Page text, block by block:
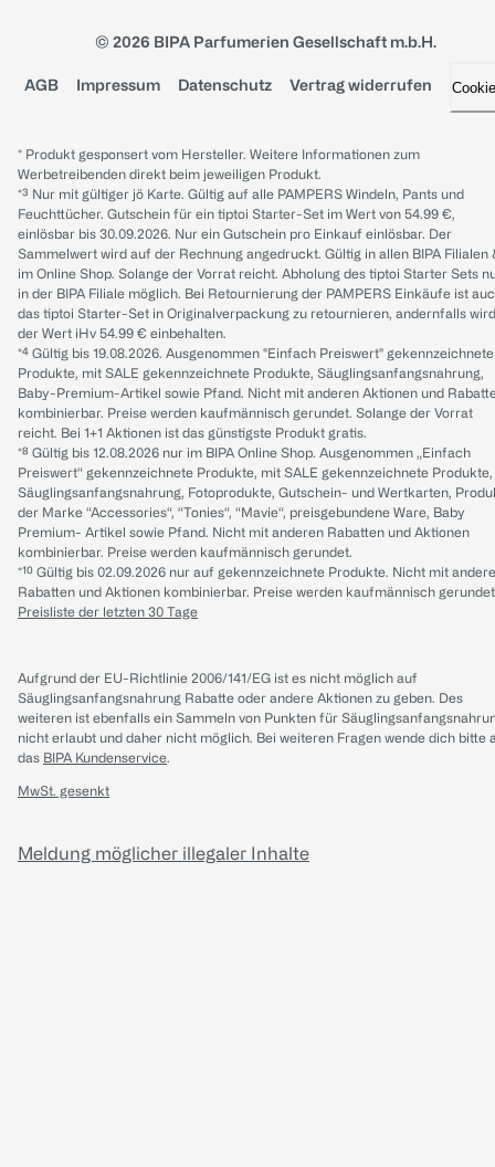
© 2026 BIPA Parfumerien Gesellschaft m.b.H.
AGB Impressum Datenschutz Vertrag widerrufen
* Produkt gesponsert vom Hersteller. Weitere Informationen zum
Werbetreibenden direkt beim jeweiligen Produkt.
*³ Nur mit gültiger jö Karte. Gültig auf alle PAMPERS Windeln, Pants und
Feuchttücher. Gutschein für ein tiptoi Starter-Set im Wert von 54.99 €,
einlösbar bis 30.09.2026. Nur ein Gutschein pro Einkauf einlösbar. Der
Sammelwert wird auf der Rechnung angedruckt. Gültig in allen BIPA Filialen
im Online Shop. Solange der Vorrat reicht. Abholung des tiptoi Starter Sets
in der BIPA Filiale möglich. Bei Retournierung der PAMPERS Einkäufe ist
das tiptoi Starter-Set in Originalverpackung zu retournieren, andernfalls wird
der Wert iHv 54.99 € einbehalten.
*⁴ Gültig bis 19.08.2026. Ausgenommen "Einfach Preiswert" gekennzeichnete
Produkte, mit SALE gekennzeichnete Produkte, Säuglingsanfangsnahrung,
Baby-Premium-Artikel sowie Pfand. Nicht mit anderen Aktionen und
kombinierbar. Preise werden kaufmännisch gerundet. Solange der Vorrat
reicht. Bei 1+1 Aktionen ist das günstigste Produkt gratis.
*⁸ Gültig bis 12.08.2026 nur im BIPA Online Shop. Ausgenommen „Einfach
Preiswert“ gekennzeichnete Produkte, mit SALE gekennzeichnete Produkte,
Säuglingsanfangsnahrung, Fotoprodukte, Gutschein- und Wertkarten,
der Marke “Accessories“, “Tonies“, “Mavie“, preisgebundene Ware, Baby
Premium- Artikel sowie Pfand. Nicht mit anderen Rabatten und Aktionen
kombinierbar. Preise werden kaufmännisch gerundet.
*¹⁰ Gültig bis 02.09.2026 nur auf gekennzeichnete Produkte. Nicht mit
Rabatten und Aktionen kombinierbar. Preise werden kaufmännisch
Preisliste der letzten 30 Tage
Aufgrund der EU-Richtlinie 2006/141/EG ist es nicht möglich auf
Säuglingsanfangsnahrung Rabatte oder andere Aktionen zu geben. Des
weiteren ist ebenfalls ein Sammeln von Punkten für
nicht erlaubt und daher nicht möglich. Bei weiteren Fragen wende dich bitte
das BIPA Kundenservice.
MwSt. gesenkt
Meldung möglicher illegaler Inhalte